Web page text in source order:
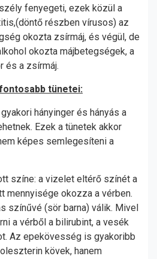
fenyegeti, ezek közül a
részben vírusos) az
okozta zsírmáj, és végül, de
okozta májbetegségek, a
és a zsírmáj.
tünetei:
hányinger és hányás a
Ezek a tünetek akkor
képes semlegesíteni a
színe: a vizelet eltérő színét a
mennyisége okozza a vérben.
színűvé (sör barna) válik. Mivel
a vérből a bilirubint, a vesék
Az epekövesség is gyakoribb
kövek, hanem